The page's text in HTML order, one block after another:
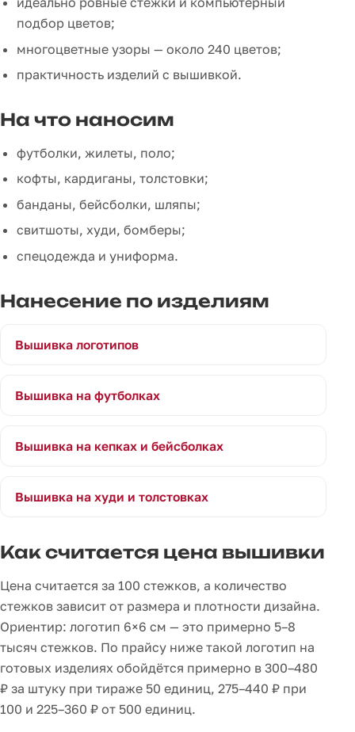
подбор цветов;
многоцветные узоры — около 240 цветов;
практичность изделий с вышивкой.
На что наносим
футболки, жилеты, поло;
кофты, кардиганы, толстовки;
банданы, бейсболки, шляпы;
свитшоты, худи, бомберы;
спецодежда и униформа.
Нанесение по изделиям
Вышивка логотипов
Вышивка на футболках
Вышивка на кепках и бейсболках
Вышивка на худи и толстовках
Как считается цена вышивки
Цена считается за 100 стежков, а количество
стежков зависит от размера и плотности дизайна.
Ориентир: логотип 6×6 см — это примерно 5–8
тысяч стежков. По прайсу ниже такой логотип на
готовых изделиях обойдётся примерно в 300–480
₽ за штуку при тираже 50 единиц, 275–440 ₽ при
100 и 225–360 ₽ от 500 единиц.